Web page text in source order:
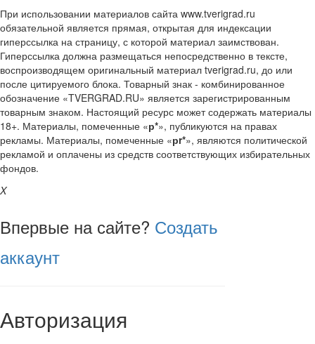
При использовании материалов сайта www.tverigrad.ru
обязательной является прямая, открытая для индексации
гиперссылка на страницу, с которой материал заимствован.
Гиперссылка должна размещаться непосредственно в тексте,
воспроизводящем оригинальный материал tverigrad.ru, до или
после цитируемого блока. Товарный знак - комбинированное
обозначение «TVERGRAD.RU» является зарегистрированным
товарным знаком. Настоящий ресурс может содержать материалы
18+. Материалы, помеченные «р*», публикуются на правах
рекламы. Материалы, помеченные «рr*», являются политической
рекламой и оплачены из средств соответствующих избирательных
фондов.
X
Впервые на сайте? Создать
аккаунт
Авторизация